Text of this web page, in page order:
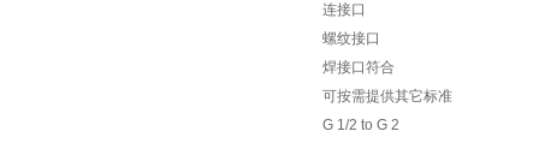
连接口
螺纹接口
焊接口符合
可按需提供其它标准
G 1/2 to G 2